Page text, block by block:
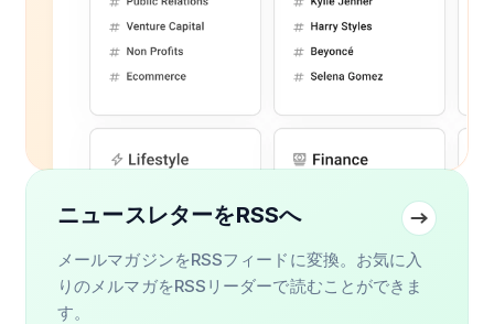
ニュースレターをRSSへ
メールマガジンをRSSフィードに変換。お気に入
りのメルマガをRSSリーダーで読むことができま
す。